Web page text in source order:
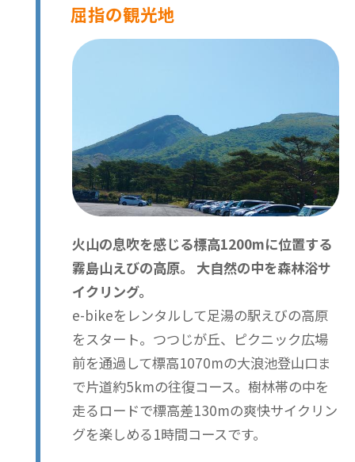
屈指の観光地
火山の息吹を感じる標高1200mに位置する
霧島山えびの高原。 大自然の中を森林浴サ
イクリング。
e-bikeをレンタルして足湯の駅えびの高原
をスタート。つつじが丘、ピクニック広場
前を通過して標高1070mの大浪池登山口ま
で片道約5kmの往復コース。樹林帯の中を
走るロードで標高差130mの爽快サイクリン
グを楽しめる1時間コースです。